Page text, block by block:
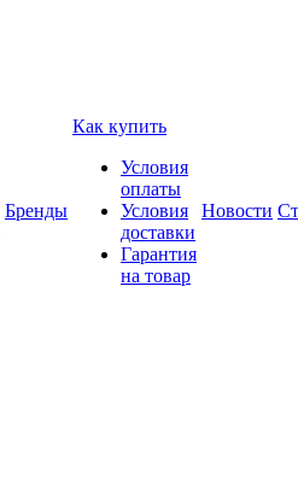
Бренды
Как купить
Условия
оплаты
Условия
доставки
Гарантия
на товар
Новости